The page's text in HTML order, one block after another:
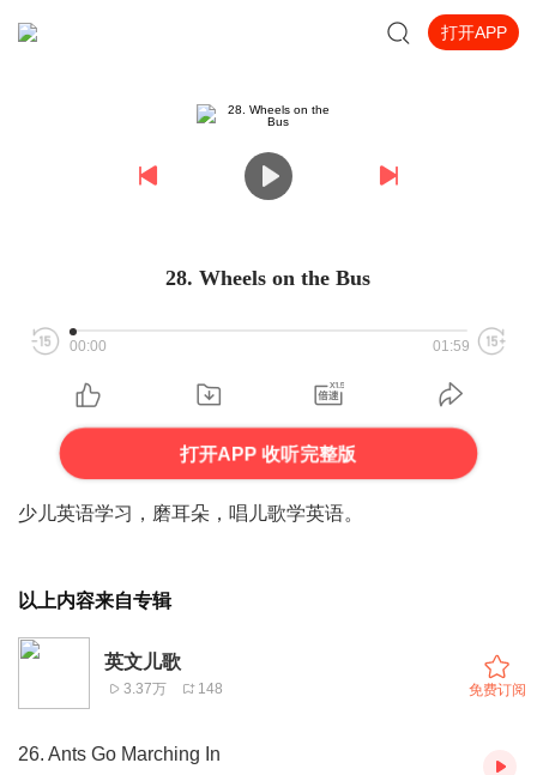
打开APP
28. Wheels on the Bus
00:00 01:59
打开APP 收听完整版
少儿英语学习，磨耳朵，唱儿歌学英语。
以上内容来自专辑
英文儿歌
3.37万 148 免费订阅
26. Ants Go Marching In